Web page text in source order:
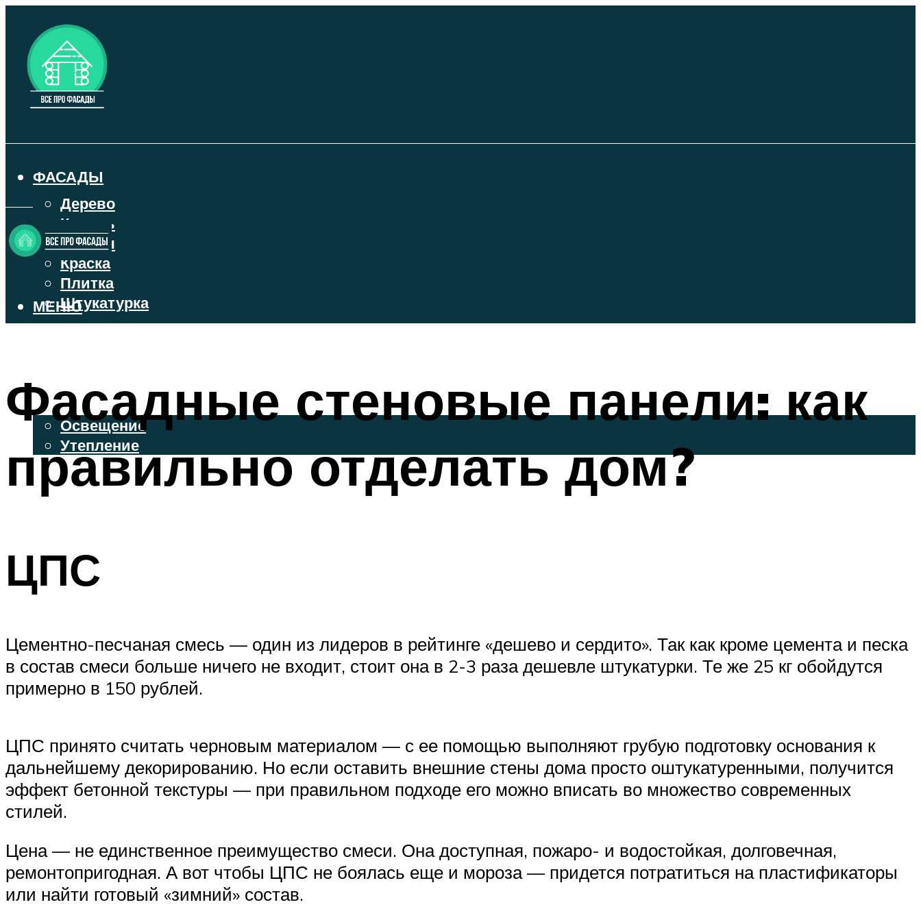
ФАСАДЫ
Дерево
Камень
Кирпич
Краска
Плитка
Штукатурка
ВЕНТИЛИРУЕМЫЕ ФАСАДЫ
ОСВЕЩЕНИЕ И УТЕПЛЕНИЕ
Освещение
Утепление
ДЕКОР
МЕНЮ
Фасадные стеновые панели: как
правильно отделать дом?
ЦПС
Цементно-песчаная смесь — один из лидеров в рейтинге «дешево и сердито». Так как кроме цемента и песка
в состав смеси больше ничего не входит, стоит она в 2-3 раза дешевле штукатурки. Те же 25 кг обойдутся
примерно в 150 рублей.
ЦПС принято считать черновым материалом — с ее помощью выполняют грубую подготовку основания к
дальнейшему декорированию. Но если оставить внешние стены дома просто оштукатуренными, получится
эффект бетонной текстуры — при правильном подходе его можно вписать во множество современных
стилей.
Цена — не единственное преимущество смеси. Она доступная, пожаро- и водостойкая, долговечная,
ремонтопригодная. А вот чтобы ЦПС не боялась еще и мороза — придется потратиться на пластификаторы
или найти готовый «зимний» состав.